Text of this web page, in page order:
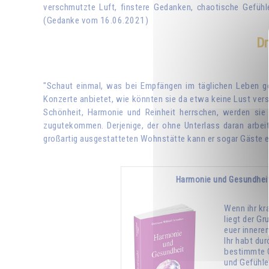
verschmutzte Luft, finstere Gedanken, chaotische
(Gedanke vom 16.06.2021)
"Schaut einmal, was bei Empfängen im täglichen Leben
Konzerte anbietet, wie könnten sie da etwa keine Lust
Schönheit, Harmonie und Reinheit herrschen, werden
zugutekommen. Derjenige, der ohne Unterlass daran
großartig ausgestatteten Wohnstätte kann er sogar Gäste
Harmonie und Gesundheit
Wenn ihr
liegt der
euer
Ihr habt
bestimmte
und